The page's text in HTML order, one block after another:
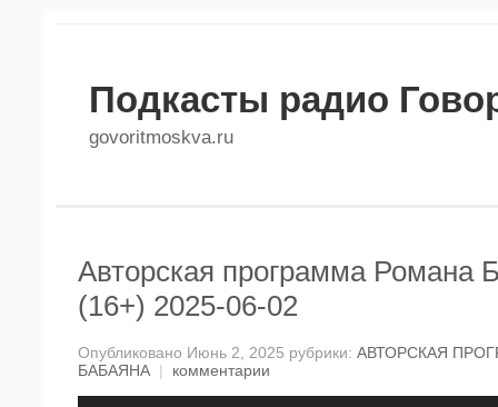
Подкасты радио
govoritmoskva.ru
Авторская программа Романа
(16+) 2025-06-02
Опубликовано Июнь 2, 2025 рубрики: АВТОРСКАЯ
БАБАЯНА | комментарии